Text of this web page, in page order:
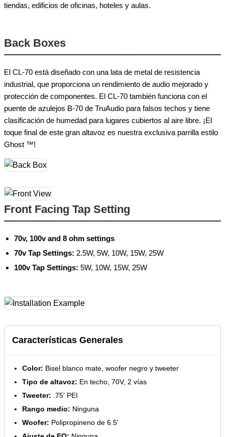
tiendas, edificios de oficinas, hoteles y aulas.
Back Boxes
El CL-70 está diseñado con una lata de metal de resistencia
industrial, que proporciona un rendimiento de audio mejorado y
protección de componentes. El CL-70 también funciona con el
puente de azulejos B-70 de TruAudio para falsos techos y tiene
clasificación de humedad para lugares cubiertos al aire libre. ¡El
toque final de este gran altavoz es nuestra exclusiva parrilla estilo
Ghost ™!
Front Facing Tap Setting
70v, 100v and 8 ohm settings
70v Tap Settings: 2.5W, 5W, 10W, 15W, 25W
100v Tap Settings: 5W, 10W, 15W, 25W
Características Generales
Color: Bisel blanco mate, woofer negro y tweeter
Tipo de altavoz: En techo, 70V, 2 vías
Tweeter: .75' PEI
Rango medio: Ninguna
Woofer: Polipropineno de 6.5'